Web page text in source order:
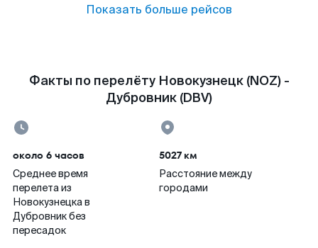
Показать больше рейсов
Факты по перелёту Новокузнецк (NOZ) -
Дубровник (DBV)
около 6 часов
Среднее время
перелета из
Новокузнецка в
Дубровник без
пересадок
5027 км
Расстояние между
городами